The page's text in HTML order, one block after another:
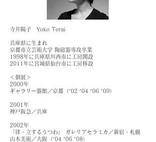
寺井陽子 Yoko Terai
兵庫県に生まれ
京都市立芸術大学 陶磁器専攻卒業
1998年に兵庫県川西市に工房開設
2011年に宮城県仙台市に工房移設
＜個展＞
2000年
ギャラリー器館／京都（’02 ’04 ’06 ’09）
2001年
神戸阪急／兵庫
2002年
「律・立するうつわ」 ガレリアセラミカ／新宿・札幌
山木美術／大阪（’04 ’06 ’08）